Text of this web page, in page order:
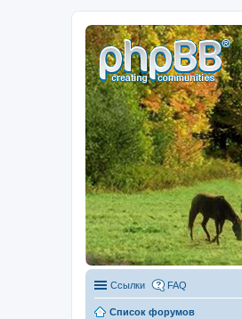
Ссылки FAQ
Список форумов